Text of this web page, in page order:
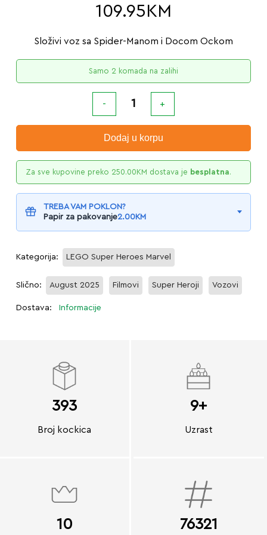
109.95 KM
Složivi voz sa Spider-Manom i Docom Ockom
Samo 2 komada na zalihi
Dodaj u korpu
Za sve kupovine preko 250.00KM dostava je besplatna.
TREBA VAM POKLON?
Papir za pakovanje2.00KM
Kategorija: LEGO Super Heroes Marvel
Slično: August 2025 Filmovi Super Heroji Vozovi
Dostava: Informacije
393
Broj kockica
9+
Uzrast
10 76321